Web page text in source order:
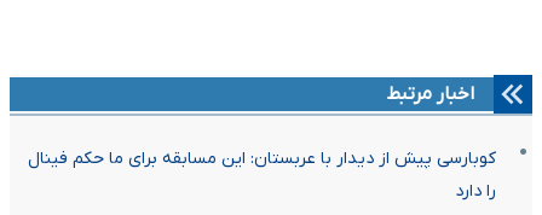
اخبار مرتبط
کوبارسی پیش از دیدار با عربستان: این مسابقه برای ما حکم فینال
را دارد